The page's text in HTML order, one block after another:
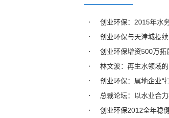
创业环保：2015年水
创业环保与天津城投
创业环保增资500万拓
林文波：再生水领域
创业环保：属地企业“
总裁论坛：以水业合
创业环保2012全年稳